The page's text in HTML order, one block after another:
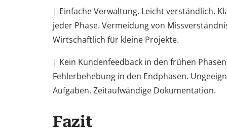
| Einfache Verwaltung. Leicht verständlich.
jeder Phase. Vermeidung von
Wirtschaftlich für kleine Projekte.
| Kein Kundenfeedback in den frühen
Fehlerbehebung in den Endphasen.
Aufgaben. Zeitaufwändige Dokumentation.
Fazit